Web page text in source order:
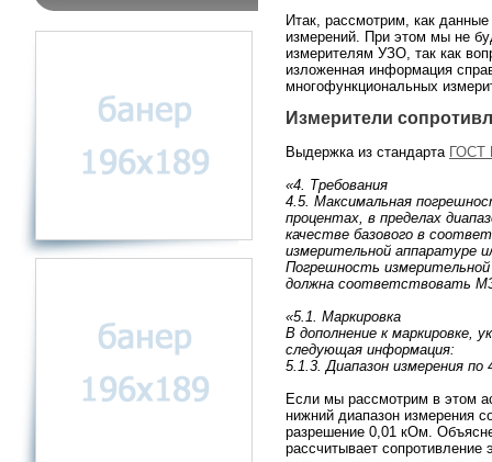
Итак, рассмотрим, как
измерений. При этом мы не
измерителям УЗО, так как
изложенная информация
многофункциональных
Измерители
Выдержка из стандарта ГОСТ
«4. Требования
4.5. Максимальная
процентах, в пределах
качестве базового в
измерительной аппаратуре
Погрешность измерительной
должна соответствовать
«5.1. Маркировка
В дополнение к маркировке,
следующая информация:
5.1.3. Диапазон измерения по
Если мы рассмотрим в этом
нижний диапазон измерения
разрешение 0,01 кОм.
рассчитывает сопротивление